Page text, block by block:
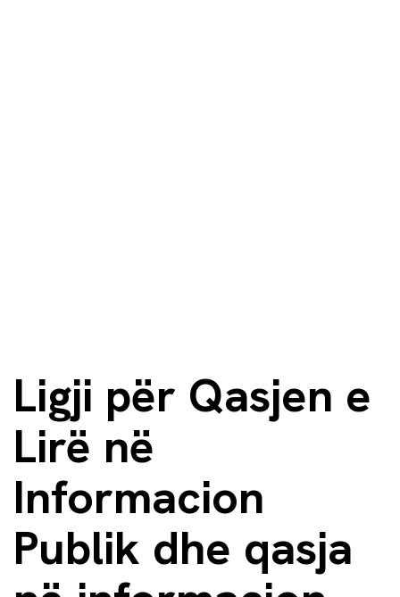
Ligji për Qasjen e
Lirë në
Informacion
Publik dhe qasja